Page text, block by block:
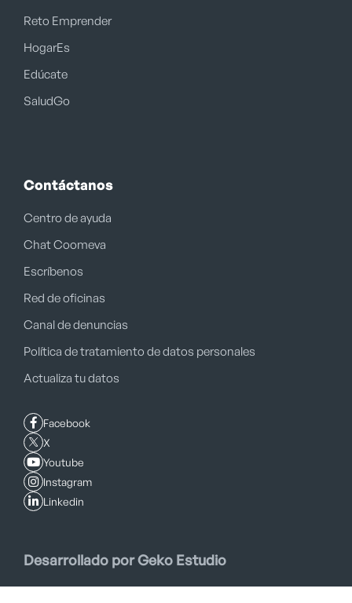
Reto Emprender
HogarEs
Edúcate
SaludGo
Contáctanos
Centro de ayuda
Chat Coomeva
Escríbenos
Red de oficinas
Canal de denuncias
Política de tratamiento de datos personales
Actualiza tu datos
Desarrollado por Geko Estudio
Facebook
X
Youtube
Instagram
Linkedin